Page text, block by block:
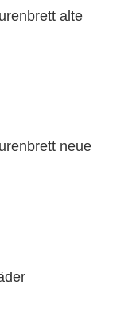
alte
neue